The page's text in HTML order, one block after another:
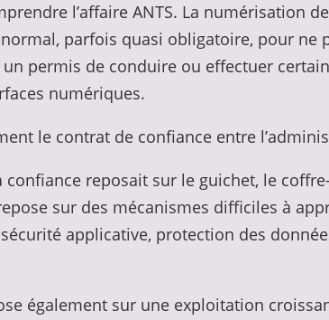
l’affaire ANTS. La numérisation
parfois quasi obligatoire, pour ne
permis de conduire ou effectuer
numériques.
le contrat de confiance entre
confiance reposait sur le guichet, le
sur des mécanismes difficiles à
applicative, protection des
également sur une exploitation